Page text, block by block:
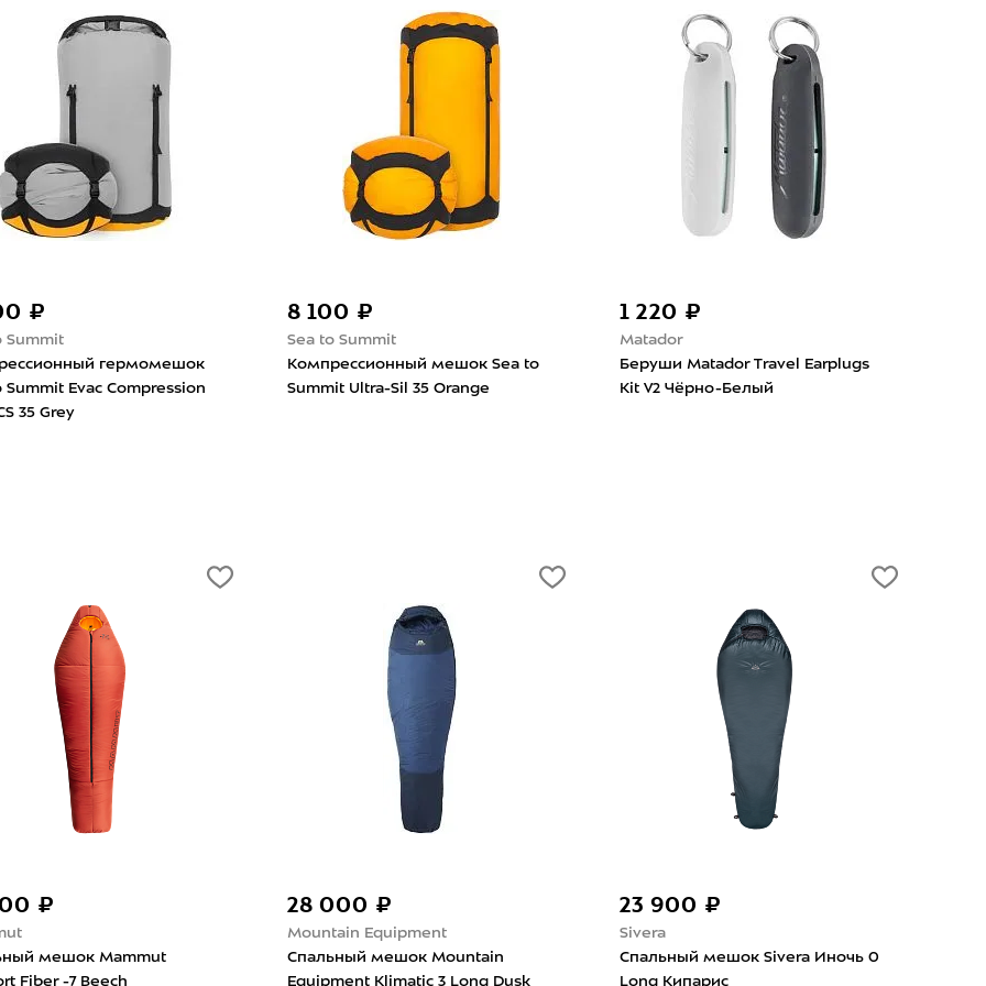
to
Беруши Matador Travel Earplugs
Kit V2 Чёрно-Белый
Компрессионный гермомешок
SMGear Таффета 20л Жёлтый
Компрессионный
Спальный мешок Mountain
Equipment Klimatic 3 Long Dusk
Sivera
Cпальный мешок Sivera Иночь 0
Long Кипарис
Спальный мешок Alexika